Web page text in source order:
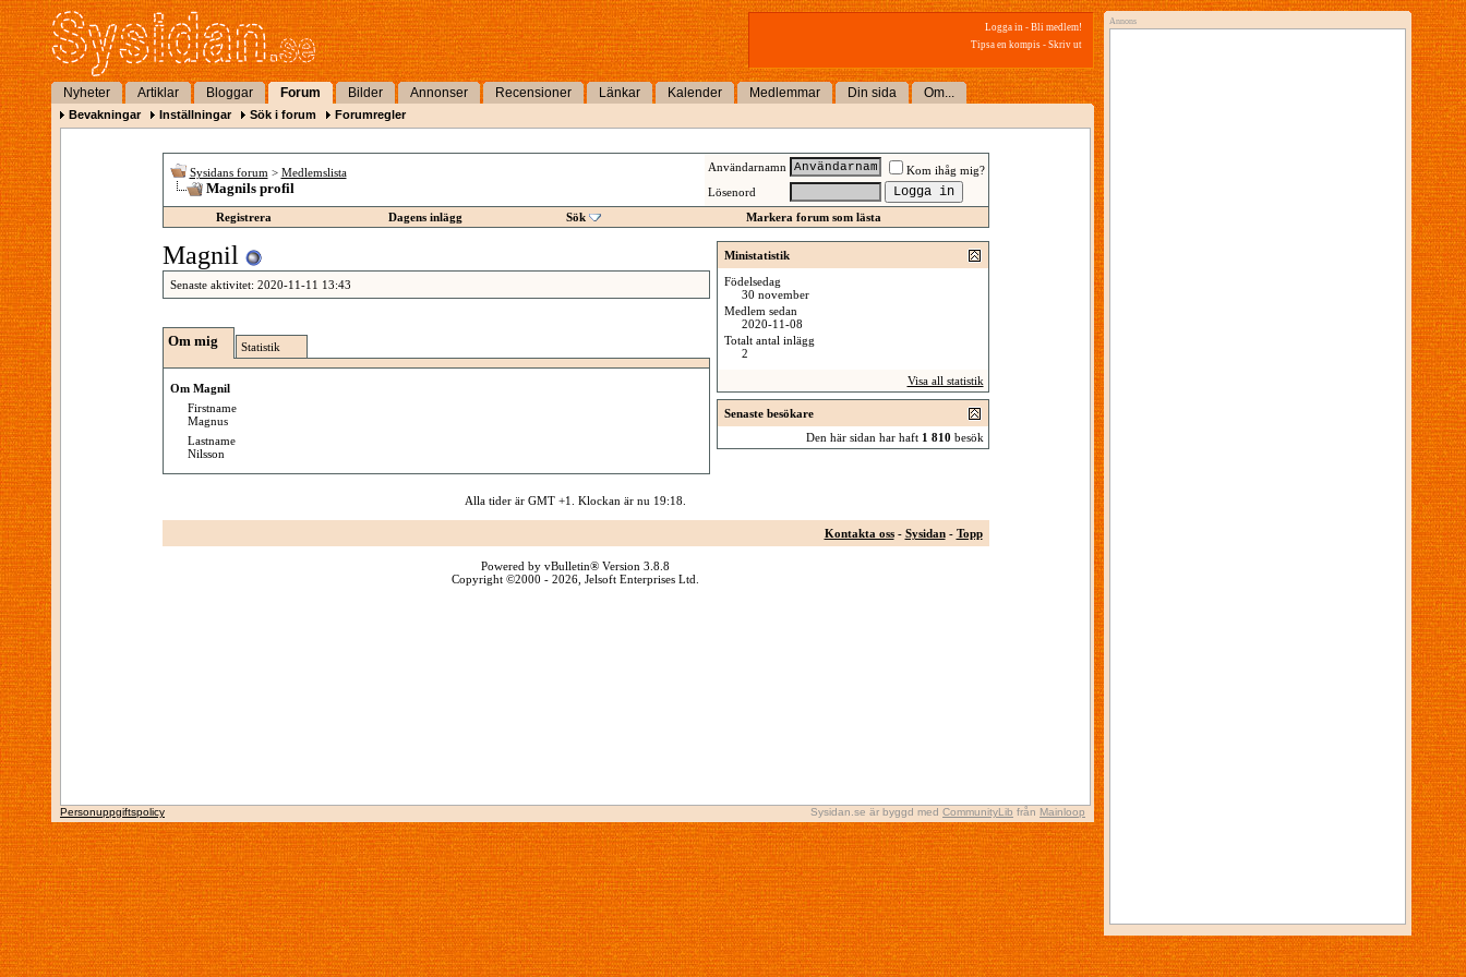
Logga in - Bli medlem!
Tipsa en kompis - Skriv ut
Nyheter Artiklar Bloggar Forum Bilder Annonser Recensioner Länkar Kalender Medlemmar Din sida Om...
Bevakningar Inställningar Sök i forum Forumregler
Sysidans forum > Medlemslista
Magnils profil
Användarnamn
Kom ihåg mig?
Lösenord
Registrera
Dagens inlägg Sök Markera forum som lästa
Magnil
Senaste aktivitet: 2020-11-11 13:43
Om mig Statistik
Om Magnil
Firstname
Magnus
Lastname
Nilsson
Ministatistik
Födelsedag
30 november
Medlem sedan
2020-11-08
Totalt antal inlägg
2
Visa all statistik
Senaste besökare
Den här sidan har haft 1 810 besök
Alla tider är GMT +1. Klockan är nu 19:18
Kontakta oss- Sysidan- Topp
Powered by vBulletin® Version 3.8.8
Copyright ©2000 - 2026, Jelsoft Enterprises Ltd.
Sysidan.se är byggd med CommunityLib från Mainloop
Personuppgiftspolicy
Annons